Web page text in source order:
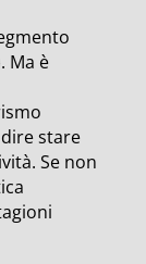
Ma è
stare
Se non